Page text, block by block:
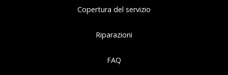
Copertura del servizio
Riparazioni
FAQ